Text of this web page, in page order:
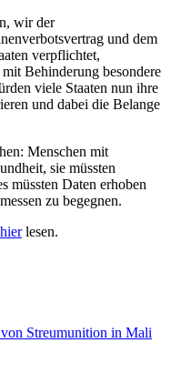
wir der
und dem
verpflichtet,
Behinderung besondere
viele Staaten nun ihre
und dabei die Belange
Menschen mit
sie müssten
müssten Daten erhoben
zu begegnen.
hierlesen.
Streumunition in Mali